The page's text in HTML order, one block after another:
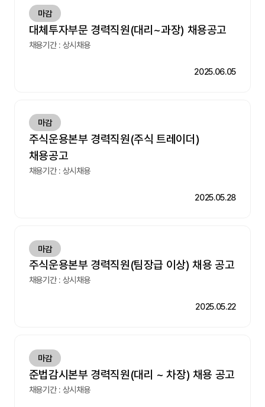
마감
대체투자부문 경력직원(대리~과장) 채용공고
채용기간 : 상시채용
2025.06.05
마감
주식운용본부 경력직원(주식 트레이더)
채용공고
채용기간 : 상시채용
2025.05.28
마감
주식운용본부 경력직원(팀장급 이상) 채용 공고
채용기간 : 상시채용
2025.05.22
마감
준법감시본부 경력직원(대리 ~ 차장) 채용 공고
채용기간 : 상시채용